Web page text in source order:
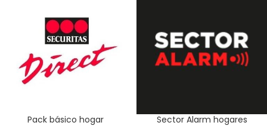
Pack básico hogar Sector Alarm hogares